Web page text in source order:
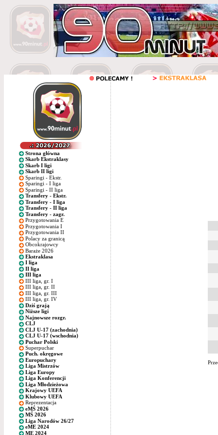
Strona główna
Skarb Ekstraklasy
Skarb I ligi
Skarb II ligi
Sparingi - Ekstr.
Sparingi - I liga
Sparingi - II liga
Transfery - Ekstr.
Transfery - I liga
Transfery - II liga
Transfery - zagr.
Przygotowania E
Przygotowania I
Przygotowania II
Polacy za granicą
Obcokrajowcy
Baraże 2026
Ekstraklasa
I liga
II liga
III liga
III liga, gr. I
III liga, gr. II
III liga, gr. III
III liga, gr. IV
Dziś grają
Niższe ligi
Najnowsze rozgr.
CLJ
CLJ U-17 (zachodnia)
CLJ U-17 (wschodnia)
Puchar Polski
Superpuchar
Puch. okręgowe
Europuchary
Liga Mistrzów
Liga Europy
Liga Konferencji
Liga Młodzieżowa
Krajowy UEFA
Klubowy UEFA
Reprezentacja
eMŚ 2026
MŚ 2026
Liga Narodów 26/27
eME 2024
ME 2024